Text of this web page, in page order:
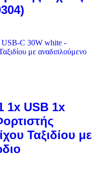
1x USB 1x
Ταξιδίου με